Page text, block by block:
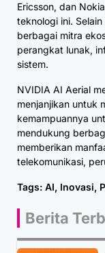
Ericsson, dan
teknologi ini.
berbagai mitra
perangkat lunak,
sistem.
NVIDIA AI Aerial
menjanjikan untuk
kemampuannya
mendukung
memberikan
telekomunikasi,
Tags: AI, Inovasi,
Berita